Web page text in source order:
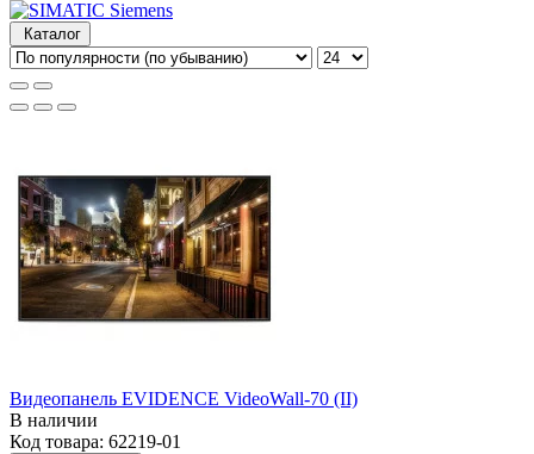
Каталог
Видеопанель EVIDENCE VideoWall-70 (II)
В наличии
Код товара: 62219-01